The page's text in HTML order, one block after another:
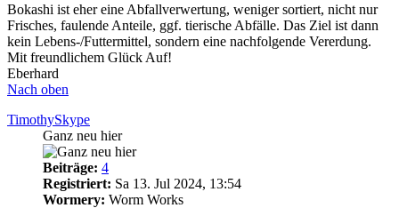
Bokashi ist eher eine Abfallverwertung, weniger sortiert, nicht nur
Frisches, faulende Anteile, ggf. tierische Abfälle. Das Ziel ist dann
kein Lebens-/Futtermittel, sondern eine nachfolgende Vererdung.
Mit freundlichem Glück Auf!
Eberhard
Nach oben
TimothySkype
Ganz neu hier
Beiträge: 4
Registriert: Sa 13. Jul 2024, 13:54
Wormery: Worm Works